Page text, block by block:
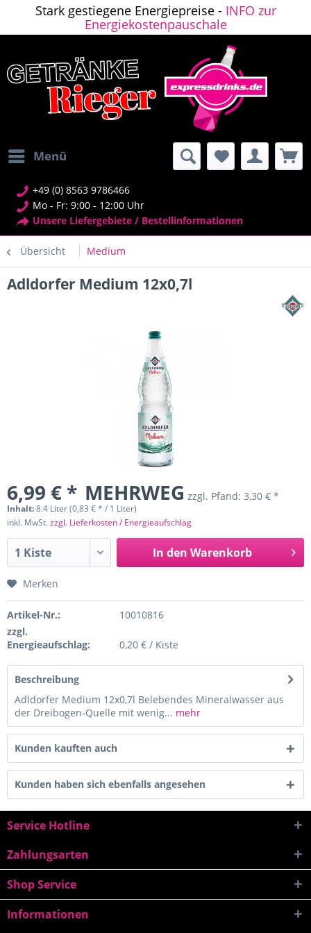
Stark gestiegene Energiepreise - INFO zur
Energiekostenpauschale
Menü
+49 (0) 8563 9786466
Mo - Fr: 9:00 - 12:00 Uhr
Unsere Liefergebiete / Bestellinformationen
Übersicht Medium
Adldorfer Medium 12x0,7l
6,99 € * MEHRWEG zzgl. Pfand: 3,30 € *
Inhalt:8.4 Liter (0,83 € * / 1 Liter)
inkl. MwSt.zzgl. Lieferkosten / Energieaufschlag
In den Warenkorb
Merken
Artikel-Nr.:
10010816
zzgl.
Energieaufschlag:
0,20 € / Kiste
Beschreibung
Adldorfer Medium 12x0,7l Belebendes Mineralwasser aus
der Dreibogen-Quelle mit wenig... mehr
Kunden kauften auch
Kunden haben sich ebenfalls angesehen
Service Hotline
Zahlungsarten
Shop Service
Informationen